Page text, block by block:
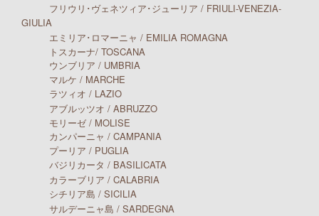
フリウリ･ヴェネツィア･ジューリア / FRIULI-VENEZIA-
GIULIA
エミリア･ロマーニャ / EMILIA ROMAGNA
トスカーナ/ TOSCANA
ウンブリア / UMBRIA
マルケ / MARCHE
ラツィオ / LAZIO
アブルッツオ / ABRUZZO
モリーゼ / MOLISE
カンパーニャ / CAMPANIA
プーリア / PUGLIA
バジリカータ / BASILICATA
カラーブリア / CALABRIA
シチリア島 / SICILIA
サルデーニャ島 / SARDEGNA